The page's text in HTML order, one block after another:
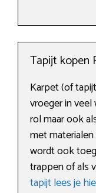
Tapijt kopen
Karpet (of
vroeger in
rol maar ook
met
wordt ook
trappen of als
tapijt lees je